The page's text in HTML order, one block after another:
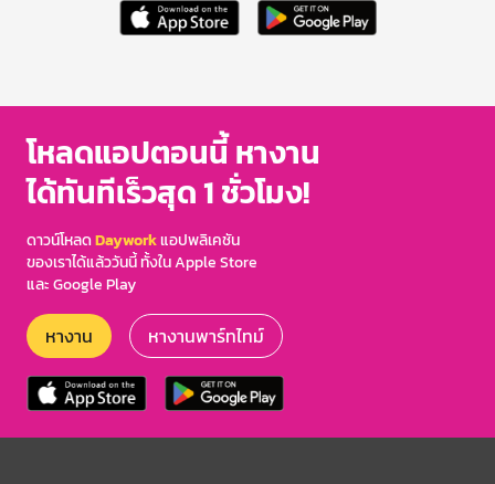
โหลดแอปตอนนี้ หางาน
ได้ทันทีเร็วสุด 1 ชั่วโมง!
ดาวน์โหลดDayworkแอปพลิเคชัน
ของเราได้แล้ววันนี้ ทั้งใน Apple Store
และ Google Play
หางาน หางานพาร์ทไทม์